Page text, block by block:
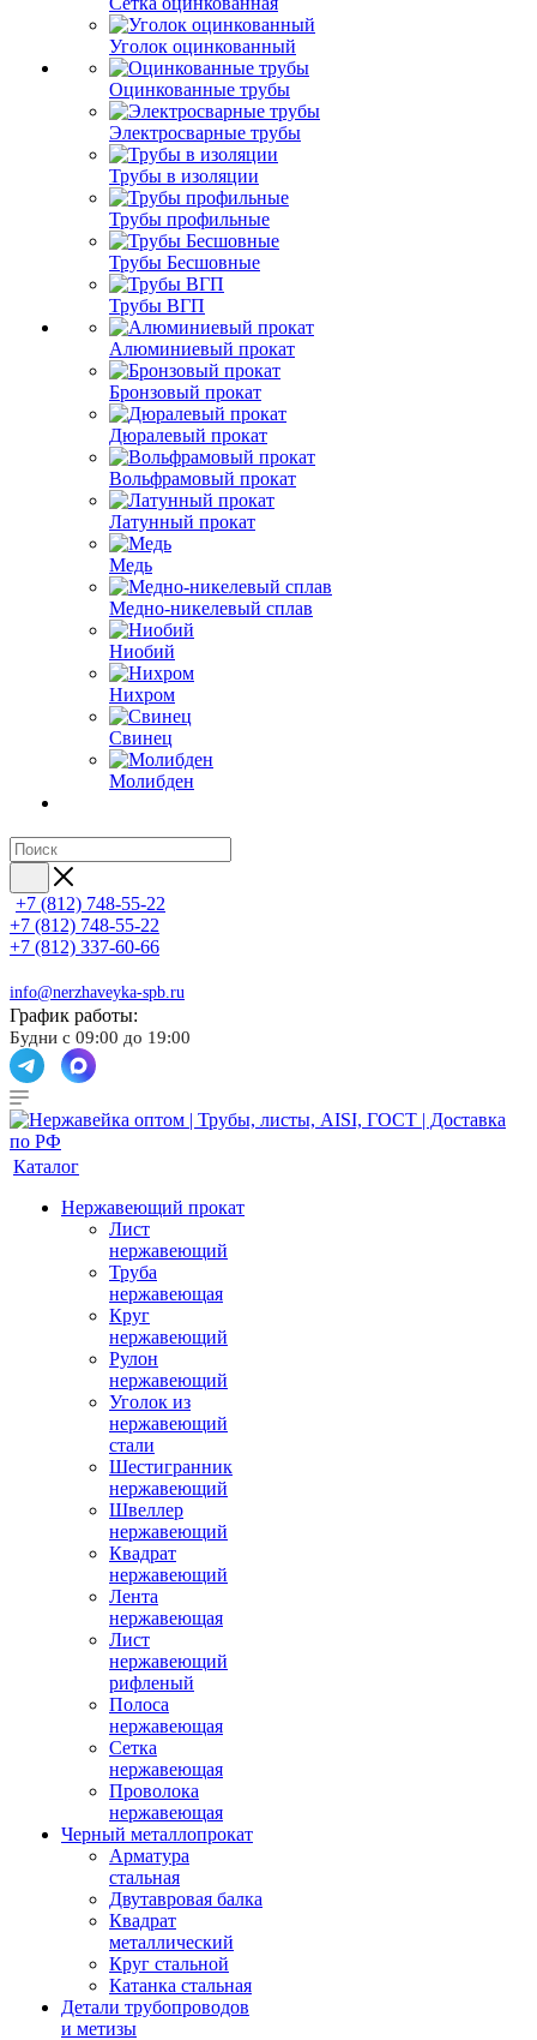
Уголок оцинкованный
Оцинкованные трубы
Электросварные трубы
Трубы в изоляции
Трубы профильные
Трубы Бесшовные
Трубы ВГП
Алюминиевый прокат
Бронзовый прокат
Дюралевый прокат
Вольфрамовый прокат
Латунный прокат
Медь
Медно-никелевый сплав
Ниобий
Нихром
Свинец
Молибден
+7 (812) 748-55-22
+7 (812) 748-55-22
+7 (812) 337-60-66
info@nerzhaveyka-spb.ru
График работы:
Будни с 09:00 до 19:00
Каталог
Нержавеющий прокат
Лист
нержавеющий
Труба
нержавеющая
Круг
нержавеющий
Рулон
нержавеющий
Уголок из
нержавеющий
стали
Шестигранник
нержавеющий
Швеллер
нержавеющий
Квадрат
нержавеющий
Лента
нержавеющая
Лист
нержавеющий
рифленый
Полоса
нержавеющая
Сетка
нержавеющая
Проволока
нержавеющая
Черный металлопрокат
Арматура
стальная
Двутавровая балка
Квадрат
металлический
Круг стальной
Катанка стальная
Детали трубопроводов
и метизы